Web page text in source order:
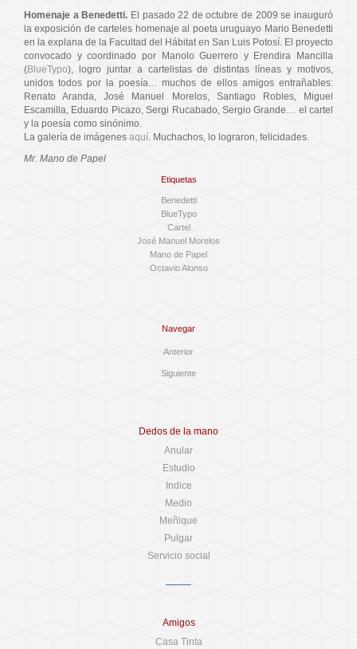
Homenaje a Benedetti. El pasado 22 de octubre de 2009 se inauguró
la exposición de carteles homenaje al poeta uruguayo Mario Benedetti
en la explana de la Facultad del Hábitat en San Luis Potosí. El proyecto
convocado y coordinado por Manolo Guerrero y Erendira Mancilla
(BlueTypo), logro juntar a cartelistas de distintas líneas y motivos,
unidos todos por la poesía… muchos de ellos amigos entrañables:
Renato Aranda, José Manuel Morelos, Santiago Robles, Miguel
Escamilla, Eduardo Picazo, Sergi Rucabado, Sergio Grande… el cartel
y la poesía como sinónimo.
La galería de imágenes aquí . Muchachos, lo lograron, felicidades.
Mr. Mano de Papel
Etiquetas
Benedetti
BlueTypo
Cartel
José Manuel Morelos
Mano de Papel
Octavio Alonso
Navegar
Anterior
Siguiente
Dedos de la mano
Anular
Estudio
Indice
Medio
Meñique
Pulgar
Servicio social
Amigos
Casa Tinta